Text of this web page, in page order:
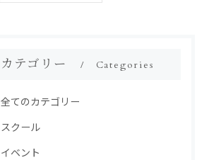
カテゴリー Categories
全てのカテゴリー
スクール
イベント